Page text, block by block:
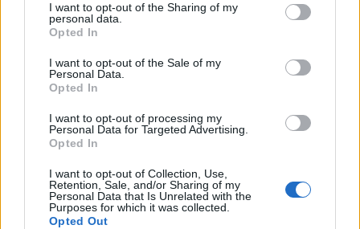
I want to opt-out of the Sharing of my
personal data.
Opted In
I want to opt-out of the Sale of my
Personal Data.
Opted In
I want to opt-out of processing my
Personal Data for Targeted Advertising.
Opted In
I want to opt-out of Collection, Use,
Retention, Sale, and/or Sharing of my
Personal Data that Is Unrelated with the
Purposes for which it was collected.
Opted Out
várható a hétvégén, a csúcshőmérséklet többnyire 30 és
35 fok között alakul.